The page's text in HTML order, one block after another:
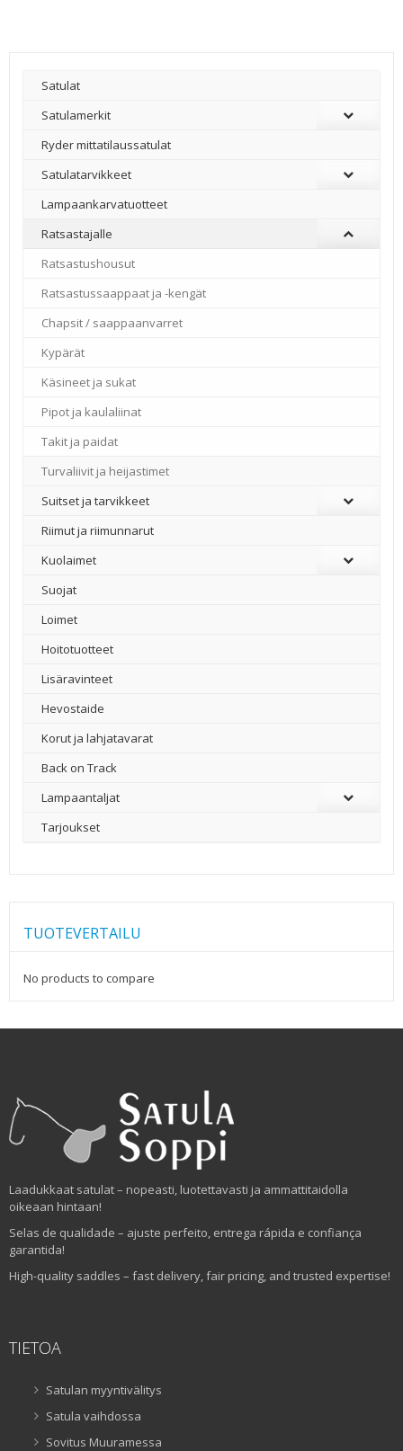
Satulat
Satulamerkit
Ryder mittatilaussatulat
Satulatarvikkeet
–
Lampaankarvatuotteet
Ratsastajalle
Ratsastushousut
Ratsastussaappaat ja -kengät
Chapsit / saappaanvarret
Kypärät
Käsineet ja sukat
Pipot ja kaulaliinat
Takit ja paidat
Turvaliivit ja heijastimet
Suitset ja tarvikkeet
Riimut ja riimunnarut
Kuolaimet
Suojat
Loimet
Hoitotuotteet
Lisäravinteet
Hevostaide
Korut ja lahjatavarat
Back on Track
Lampaantaljat
Tarjoukset
TUOTEVERTAILU
No products to compare
Laadukkaat satulat – nopeasti, luotettavasti ja ammattitaidolla
oikeaan hintaan!
Selas de qualidade – ajuste perfeito, entrega rápida e confiança
garantida!
High-quality saddles – fast delivery, fair pricing, and trusted expertise!
TIETOA
Satulan myyntivälitys
Satula vaihdossa
Sovitus Muuramessa